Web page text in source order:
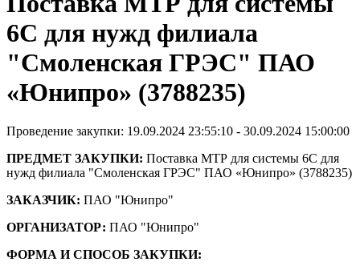
6С для нужд филиала
"Смоленская ГРЭС" ПАО
«Юнипро» (3788235)
Проведение закупки: 19.09.2024 23:55:10 - 30.09.2024 15:00:00
ПРЕДМЕТ ЗАКУПКИ: Поставка МТР для системы 6С для
нужд филиала "Смоленская ГРЭС" ПАО «Юнипро» (3788235)
ЗАКАЗЧИК: ПАО "Юнипро"
ОРГАНИЗАТОР: ПАО "Юнипро"
ФОРМА И СПОСОБ ЗАКУПКИ: